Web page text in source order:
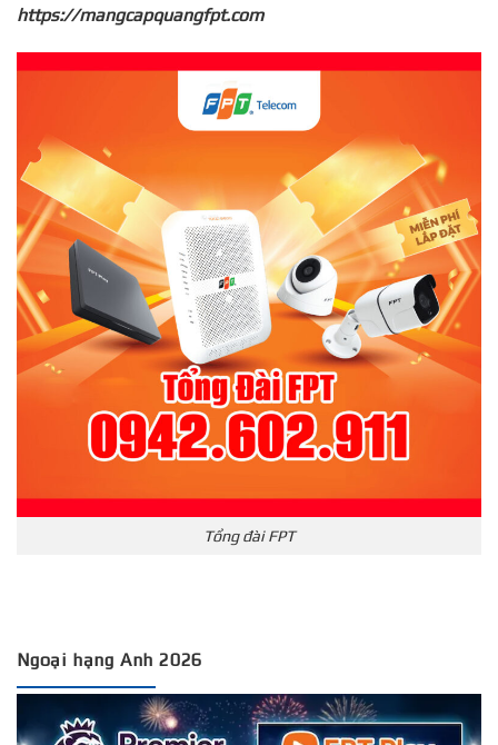
https://mangcapquangfpt.com
Tổng đài FPT
Ngoại hạng Anh 2026